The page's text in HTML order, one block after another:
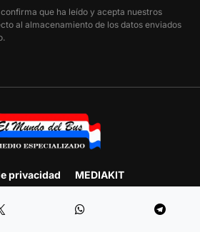
que ha leído y acepta nuestros
al almacenamiento de los datos enviados
privacidad MEDIAKIT
by F.E. Producciones